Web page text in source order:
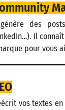
des
Il
pour vous
vos textes